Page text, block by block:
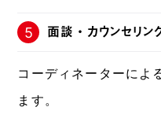
5 面談・カウンセリン
コーディネーターによ
ます。